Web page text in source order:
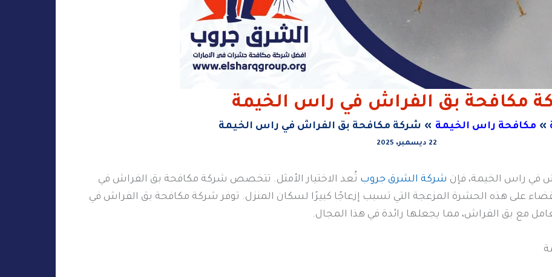
مكافحة بق الفراش في راس الخيمة
مكافحة راس الخيمة شركة مكافحة بق الفراش في راس الخيمة
22 ديسمبر، 2025
في راس الخيمة، فإن شركة الشرق جروب تُعد الاختيار الأمثل. تتخصص شركة مكافحة بق الفراش في
على هذه الحشرة المزعجة التي تسبب إزعاجًا كبيرًا لسكان المنزل. توفر شركة مكافحة بق الفراش في
مع بق الفراش، مما يجعلها رائدة في هذا المجال.